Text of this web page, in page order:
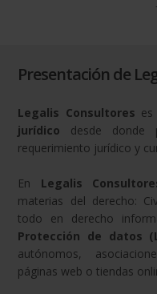
Presentación de
Legalis Consultores
jurídico desde donde
requerimiento jurídico y
En Legalis
materias del derecho:
todo en derecho
Protección de datos
autónomos,
páginas web o tiendas